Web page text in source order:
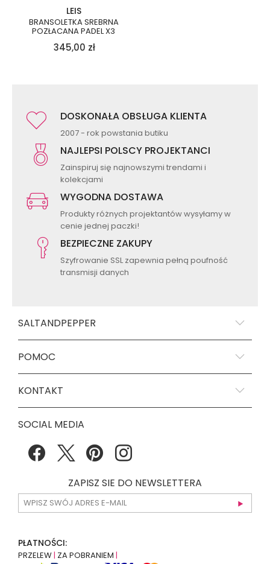
LEIS
BRANSOLETKA SREBRNA
POZŁACANA PADEL X3
345,00 zł
DOSKONAŁA OBSŁUGA KLIENTA
2007 - rok powstania butiku
NAJLEPSI POLSCY PROJEKTANCI
Zainspiruj się najnowszymi trendami i
kolekcjami
WYGODNA DOSTAWA
Produkty różnych projektantów wysyłamy w
cenie jednej paczki!
BEZPIECZNE ZAKUPY
Szyfrowanie SSL zapewnia pełną poufność
transmisji danych
SALTANDPEPPER
POMOC
KONTAKT
SOCIAL MEDIA
ZAPISZ SIE DO NEWSLETTERA
PŁATNOŚCI:
PRZELEW| ZA POBRANIEM |